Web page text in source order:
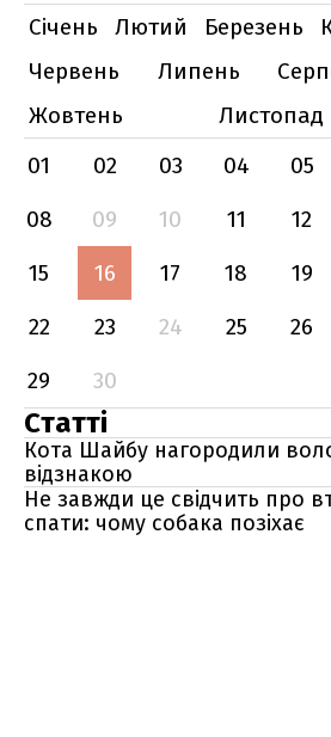
Січень
Лютий Березень
Червень
Липень
Жовтень
Листопад
01
02 03 04 05
08
09 10 11 12
15
16 17 18 19
22
23 24 25 26
29
30
Статті
Кота Шайбу нагородили
відзнакою
Не завжди це свідчить про
спати: чому собака позіхає